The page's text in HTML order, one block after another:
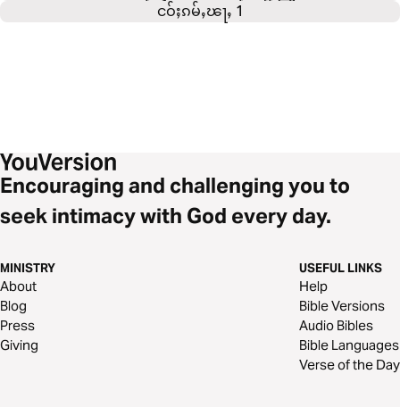
ငဝ်ႈၵမ်ႇၽႃႇ 1
Encouraging and challenging you to
seek intimacy with God every day.
MINISTRY
About
Blog
Press
Giving
USEFUL LINKS
Help
Bible Versions
Audio Bibles
Bible Languages
Verse of the Day